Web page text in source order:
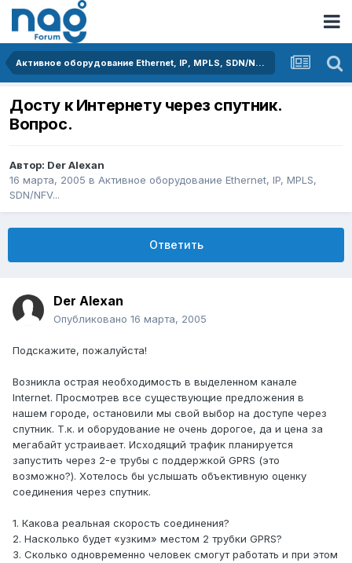
Активное оборудование Ethernet, IP, MPLS, SDN/NFV...
Досту к Интернету через спутник.
Вопрос.
Автор: Der Alexan
16 марта, 2005 в Активное оборудование Ethernet, IP, MPLS,
SDN/NFV...
Ответить
Der Alexan
Опубликовано 16 марта, 2005
Подскажите, пожалуйста!
Возникла острая необходимость в выделенном канале
Internet. Просмотрев все существующие предложения в
нашем городе, остановили мы свой выбор на доступе через
спутник. Т.к. и оборудование не очень дорогое, да и цена за
мегабайт устраивает. Исходящий трафик планируется
запустить через 2-е трубы с поддержкой GPRS (это
возможно?). Хотелось бы услышать объективную оценку
соединения через спутник.
1. Какова реальная скорость соединения?
2. Насколько будет «узким» местом 2 трубки GPRS?
3. Сколько одновременно человек смогут работать и при этом